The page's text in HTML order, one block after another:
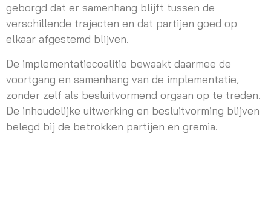
geborgd dat er samenhang blijft tussen de
verschillende trajecten en dat partijen goed op
elkaar afgestemd blijven.
De implementatiecoalitie bewaakt daarmee de
voortgang en samenhang van de implementatie,
zonder zelf als besluitvormend orgaan op te treden.
De inhoudelijke uitwerking en besluitvorming blijven
belegd bij de betrokken partijen en gremia.